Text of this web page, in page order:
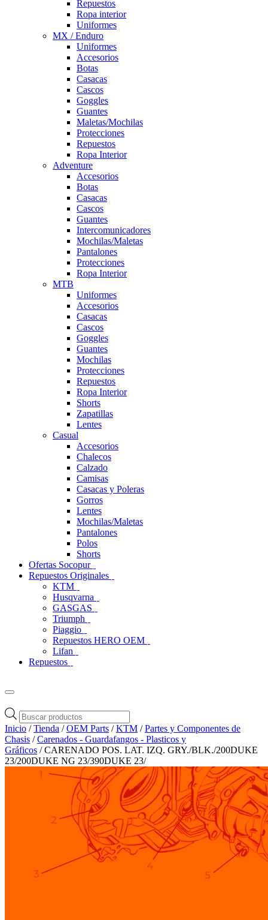
Repuestos
Ropa interior
Uniformes
MX / Enduro
Uniformes
Accesorios
Botas
Casacas
Cascos
Goggles
Guantes
Maletas/Mochilas
Protecciones
Repuestos
Ropa Interior
Adventure
Accesorios
Botas
Casacas
Cascos
Guantes
Intercomunicadores
Mochilas/Maletas
Pantalones
Protecciones
Ropa Interior
MTB
Uniformes
Accesorios
Casacas
Cascos
Goggles
Guantes
Mochilas
Protecciones
Repuestos
Ropa Interior
Shorts
Zapatillas
Lentes
Casual
Accesorios
Chalecos
Calzado
Camisas
Casacas y Poleras
Gorros
Lentes
Mochilas/Maletas
Pantalones
Polos
Shorts
Ofertas Socopur
Repuestos Originales
KTM
Husqvarna
GASGAS
Triumph
Piaggio
Repuestos HERO OEM
Lifan
Repuestos
Búsqueda
de
productos
Inicio /Tienda /OEM Parts /KTM /Partes y Componentes de
Chasis /Carenados - Guardafangos - Plasticos y
Gráficos / CARENADO POS. LAT. IZQ. GRY./BLK./200DUKE
23/200DUKE NG 23/390DUKE 23/